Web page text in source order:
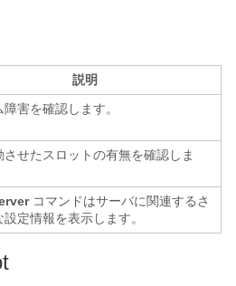
説明
害を確認します。
させたスロットの有無を確認しま
コマンドはサーバに関連するさ
設定情報を表示します。